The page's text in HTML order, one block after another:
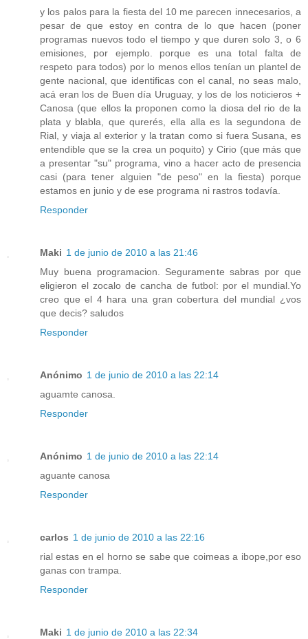
y los palos para la fiesta del 10 me parecen innecesarios, a
pesar de que estoy en contra de lo que hacen (poner
programas nuevos todo el tiempo y que duren solo 3, o 6
emisiones, por ejemplo. porque es una total falta de
respeto para todos) por lo menos ellos tenían un plantel de
gente nacional, que identificas con el canal, no seas malo,
acá eran los de Buen día Uruguay, y los de los noticieros +
Canosa (que ellos la proponen como la diosa del rio de la
plata y blabla, que qurerés, ella alla es la segundona de
Rial, y viaja al exterior y la tratan como si fuera Susana, es
entendible que se la crea un poquito) y Cirio (que más que
a presentar "su" programa, vino a hacer acto de presencia
casi (para tener alguien "de peso" en la fiesta) porque
estamos en junio y de ese programa ni rastros todavía.
Responder
Maki 1 de junio de 2010 a las 21:46
Muy buena programacion. Seguramente sabras por que
eligieron el zocalo de cancha de futbol: por el mundial.Yo
creo que el 4 hara una gran cobertura del mundial ¿vos
que decis? saludos
Responder
Anónimo 1 de junio de 2010 a las 22:14
aguamte canosa.
Responder
Anónimo 1 de junio de 2010 a las 22:14
aguante canosa
Responder
carlos 1 de junio de 2010 a las 22:16
rial estas en el horno se sabe que coimeas a ibope,por eso
ganas con trampa.
Responder
Maki 1 de junio de 2010 a las 22:34